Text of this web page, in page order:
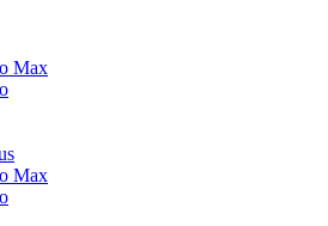
Max
Max